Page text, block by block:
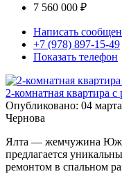
7 560 000 ₽
Написать
+7 (978) 897-15-49
Показать телефон
2-комнатная квартира
Опубликовано: 04 марта
Чернова
Ялта — жемчужина
предлагается
ремонтом в спальном